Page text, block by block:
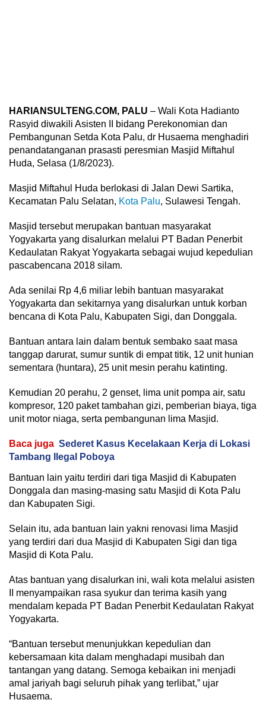
HARIANSULTENG.COM, PALU – Wali Kota Hadianto
Rasyid diwakili Asisten II bidang Perekonomian dan
Pembangunan Setda Kota Palu, dr Husaema menghadiri
penandatanganan prasasti peresmian Masjid Miftahul
Huda, Selasa (1/8/2023).
Masjid Miftahul Huda berlokasi di Jalan Dewi Sartika,
Kecamatan Palu Selatan, Kota Palu, Sulawesi Tengah.
Masjid tersebut merupakan bantuan masyarakat
Yogyakarta yang disalurkan melalui PT Badan Penerbit
Kedaulatan Rakyat Yogyakarta sebagai wujud kepedulian
pascabencana 2018 silam.
Ada senilai Rp 4,6 miliar lebih bantuan masyarakat
Yogyakarta dan sekitarnya yang disalurkan untuk korban
bencana di Kota Palu, Kabupaten Sigi, dan Donggala.
Bantuan antara lain dalam bentuk sembako saat masa
tanggap darurat, sumur suntik di empat titik, 12 unit hunian
sementara (huntara), 25 unit mesin perahu katinting.
Kemudian 20 perahu, 2 genset, lima unit pompa air, satu
kompresor, 120 paket tambahan gizi, pemberian biaya, tiga
unit motor niaga, serta pembangunan lima Masjid.
Baca juga Sederet Kasus Kecelakaan Kerja di Lokasi
Tambang Ilegal Poboya
Bantuan lain yaitu terdiri dari tiga Masjid di Kabupaten
Donggala dan masing-masing satu Masjid di Kota Palu
dan Kabupaten Sigi.
Selain itu, ada bantuan lain yakni renovasi lima Masjid
yang terdiri dari dua Masjid di Kabupaten Sigi dan tiga
Masjid di Kota Palu.
Atas bantuan yang disalurkan ini, wali kota melalui asisten
II menyampaikan rasa syukur dan terima kasih yang
mendalam kepada PT Badan Penerbit Kedaulatan Rakyat
Yogyakarta.
“Bantuan tersebut menunjukkan kepedulian dan
kebersamaan kita dalam menghadapi musibah dan
tantangan yang datang. Semoga kebaikan ini menjadi
amal jariyah bagi seluruh pihak yang terlibat,” ujar
Husaema.